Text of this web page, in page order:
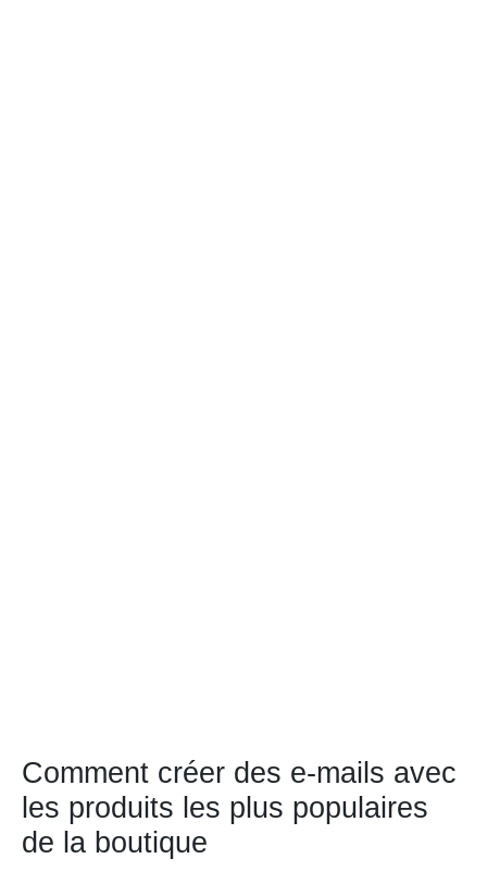
Comment créer des e-mails avec
les produits les plus populaires
de la boutique